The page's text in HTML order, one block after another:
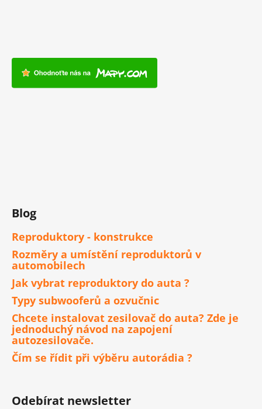
Blog
Reproduktory - konstrukce
Rozměry a umístění reproduktorů v
automobilech
Jak vybrat reproduktory do auta ?
Typy subwooferů a ozvučnic
Chcete instalovat zesilovač do auta? Zde je
jednoduchý návod na zapojení
autozesilovače.
Čím se řídit při výběru autorádia ?
Odebírat newsletter